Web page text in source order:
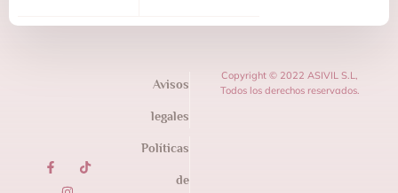
Avisos
legales
Políticas
de
Copyright © 2022 ASIVIL S.L,
Todos los derechos reservados.